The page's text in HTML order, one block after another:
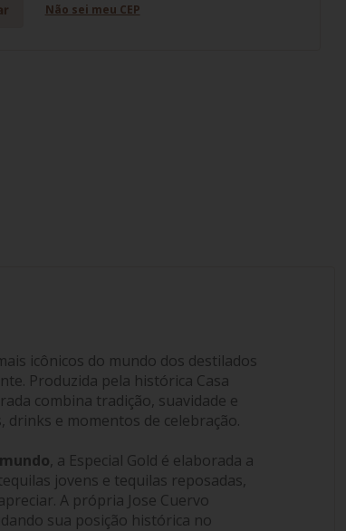
Não sei meu CEP
icônicos do mundo dos destilados
Produzida pela histórica Casa
combina tradição, suavidade e
drinks e momentos de celebração.
, a Especial Gold é elaborada a
jovens e tequilas reposadas,
A própria Jose Cuervo
sua posição histórica no